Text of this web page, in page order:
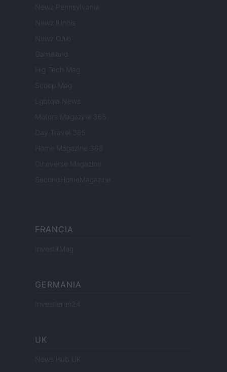
Newz Pennsylvania
Newz Illinois
Newz Ohio
Gameland
Hig Tech Mag
Scoop Mag
Lgbtqia News
Motors Magazine 365
Day Travel 365
Home Magazine 365
Cineverse Magazine
SecondHomeMagazine
FRANCIA
InvestirMag
GERMANIA
Investieren24
UK
News Hub UK